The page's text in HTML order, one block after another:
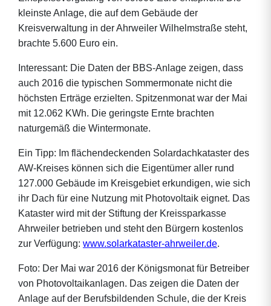
kleinste Anlage, die auf dem Gebäude der
Kreisverwaltung in der Ahrweiler Wilhelmstraße steht,
brachte 5.600 Euro ein.
Interessant: Die Daten der BBS-Anlage zeigen, dass
auch 2016 die typischen Sommermonate nicht die
höchsten Erträge erzielten. Spitzenmonat war der Mai
mit 12.062 KWh. Die geringste Ernte brachten
naturgemäß die Wintermonate.
Ein Tipp: Im flächendeckenden Solardachkataster des
AW-Kreises können sich die Eigentümer aller rund
127.000 Gebäude im Kreisgebiet erkundigen, wie sich
ihr Dach für eine Nutzung mit Photovoltaik eignet. Das
Kataster wird mit der Stiftung der Kreissparkasse
Ahrweiler betrieben und steht den Bürgern kostenlos
zur Verfügung: www.solarkataster-ahrweiler.de.
Foto: Der Mai war 2016 der Königsmonat für Betreiber
von Photovoltaikanlagen. Das zeigen die Daten der
Anlage auf der Berufsbildenden Schule, die der Kreis